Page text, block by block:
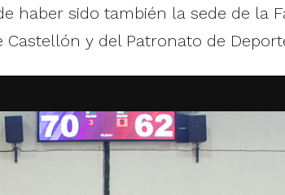
haber sido también la sede de la
y del Patronato de